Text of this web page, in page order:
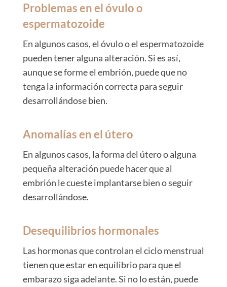
Problemas en el óvulo o
espermatozoide
En algunos casos, el óvulo o el espermatozoide
pueden tener alguna alteración. Si es así,
aunque se forme el embrión, puede que no
tenga la información correcta para seguir
desarrollándose bien.
Anomalías en el útero
En algunos casos, la forma del útero o alguna
pequeña alteración puede hacer que al
embrión le cueste implantarse bien o seguir
desarrollándose.
Desequilibrios hormonales
Las hormonas que controlan el ciclo menstrual
tienen que estar en equilibrio para que el
embarazo siga adelante. Si no lo están, puede